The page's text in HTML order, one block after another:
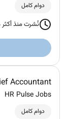
دوام كامل
نُشرت منذ أكثر من 30
Accountant
HR Pulse Jobs
دوام كامل